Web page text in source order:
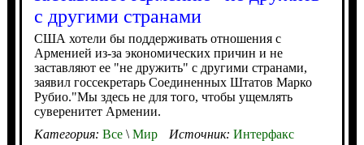
с другими странами
США хотели бы поддерживать отношения с
Арменией из-за экономических причин и не
заставляют ее "не дружить" с другими странами,
заявил госсекретарь Соединенных Штатов Марко
Рубио."Мы здесь не для того, чтобы ущемлять
суверенитет Армении.
Категория: Все\Мир Источник: Интерфакс